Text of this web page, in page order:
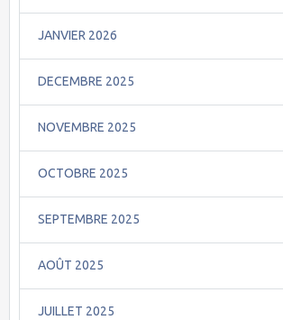
JANVIER 2026
DECEMBRE 2025
NOVEMBRE 2025
OCTOBRE 2025
SEPTEMBRE 2025
AOÛT 2025
JUILLET 2025